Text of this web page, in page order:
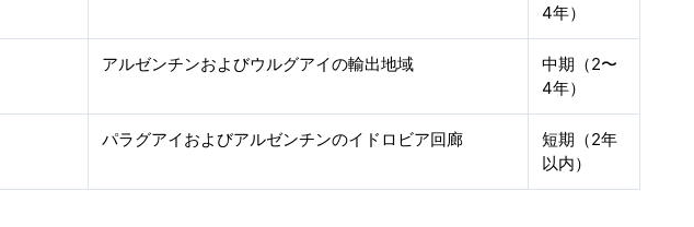
4年）
アルゼンチンおよびウルグアイの輸出地域
中期（2〜
4年）
パラグアイおよびアルゼンチンのイドロビア回廊
短期（2年
以内）